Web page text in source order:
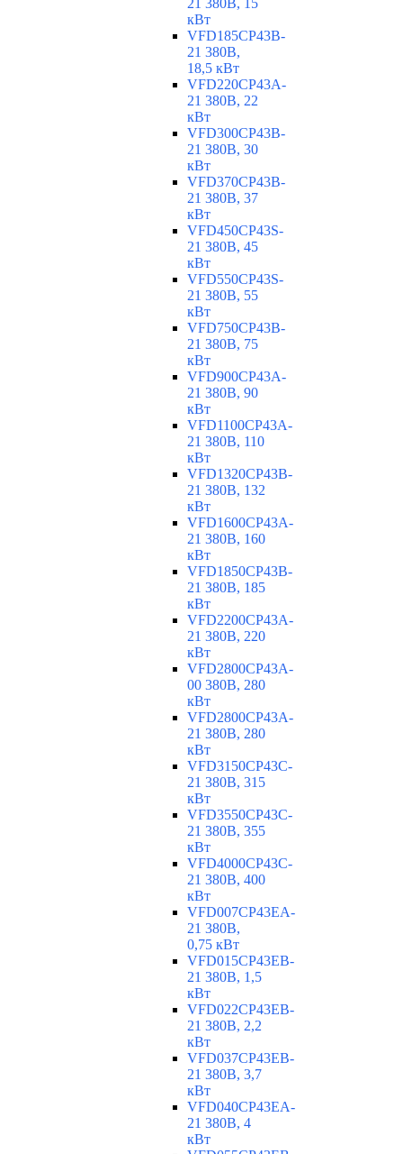
21 380В, 15
кВт
VFD185CP43B-
21 380В,
18,5 кВт
VFD220CP43A-
21 380В, 22
кВт
VFD300CP43B-
21 380В, 30
кВт
VFD370CP43B-
21 380В, 37
кВт
VFD450CP43S-
21 380В, 45
кВт
VFD550CP43S-
21 380В, 55
кВт
VFD750CP43B-
21 380В, 75
кВт
VFD900CP43A-
21 380В, 90
кВт
VFD1100CP43A-
21 380В, 110
кВт
VFD1320CP43B-
21 380В, 132
кВт
VFD1600CP43A-
21 380В, 160
кВт
VFD1850CP43B-
21 380В, 185
кВт
VFD2200CP43A-
21 380В, 220
кВт
VFD2800CP43A-
00 380В, 280
кВт
VFD2800CP43A-
21 380В, 280
кВт
VFD3150CP43C-
21 380В, 315
кВт
VFD3550CP43C-
21 380В, 355
кВт
VFD4000CP43C-
21 380В, 400
кВт
VFD007CP43EA-
21 380В,
0,75 кВт
VFD015CP43EB-
21 380В, 1,5
кВт
VFD022CP43EB-
21 380В, 2,2
кВт
VFD037CP43EB-
21 380В, 3,7
кВт
VFD040CP43EA-
21 380В, 4
кВт